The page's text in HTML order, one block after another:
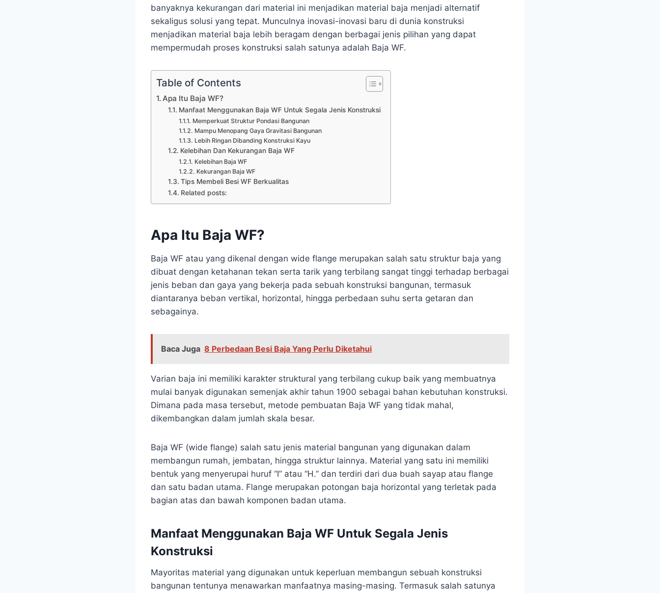
banyaknya kekurangan dari material ini menjadikan material baja menjadi alternatif
sekaligus solusi yang tepat. Munculnya inovasi-inovasi baru di dunia konstruksi
menjadikan material baja lebih beragam dengan berbagai jenis pilihan yang dapat
mempermudah proses konstruksi salah satunya adalah Baja WF.
Table of Contents
Apa Itu Baja WF?
Manfaat Menggunakan Baja WF Untuk Segala Jenis Konstruksi
Memperkuat Struktur Pondasi Bangunan
Mampu Menopang Gaya Gravitasi Bangunan
Lebih Ringan Dibanding Konstruksi Kayu
Kelebihan Dan Kekurangan Baja WF
Kelebihan Baja WF
Kekurangan Baja WF
Tips Membeli Besi WF Berkualitas
Related posts:
Apa Itu Baja WF?
Baja WF atau yang dikenal dengan wide flange merupakan salah satu struktur baja yang
dibuat dengan ketahanan tekan serta tarik yang terbilang sangat tinggi terhadap berbagai
jenis beban dan gaya yang bekerja pada sebuah konstruksi bangunan, termasuk
diantaranya beban vertikal, horizontal, hingga perbedaan suhu serta getaran dan
sebagainya.
Baca Juga 8 Perbedaan Besi Baja Yang Perlu Diketahui
Varian baja ini memiliki karakter struktural yang terbilang cukup baik yang membuatnya
mulai banyak digunakan semenjak akhir tahun 1900 sebagai bahan kebutuhan konstruksi.
Dimana pada masa tersebut, metode pembuatan Baja WF yang tidak mahal,
dikembangkan dalam jumlah skala besar.
Baja WF (wide flange) salah satu jenis material bangunan yang digunakan dalam
membangun rumah, jembatan, hingga struktur lainnya. Material yang satu ini memiliki
bentuk yang menyerupai huruf “I” atau “H.” dan terdiri dari dua buah sayap atau flange
dan satu badan utama. Flange merupakan potongan baja horizontal yang terletak pada
bagian atas dan bawah komponen badan utama.
Manfaat Menggunakan Baja WF Untuk Segala Jenis
Konstruksi
Mayoritas material yang digunakan untuk keperluan membangun sebuah konstruksi
bangunan tentunya menawarkan manfaatnya masing-masing. Termasuk salah satunya